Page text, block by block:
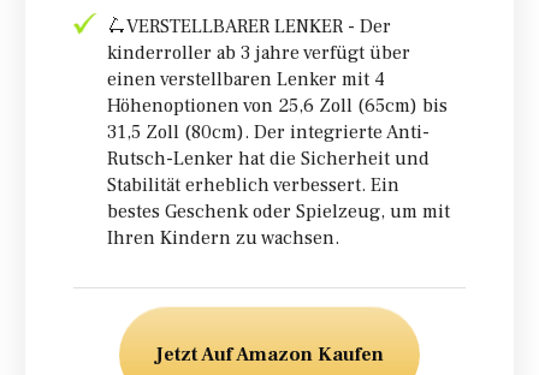
🛴VERSTELLBARER LENKER - Der
kinderroller ab 3 jahre verfügt über
einen verstellbaren Lenker mit 4
Höhenoptionen von 25,6 Zoll (65cm) bis
31,5 Zoll (80cm). Der integrierte Anti-
Rutsch-Lenker hat die Sicherheit und
Stabilität erheblich verbessert. Ein
bestes Geschenk oder Spielzeug, um mit
Ihren Kindern zu wachsen.
Jetzt Auf Amazon Kaufen